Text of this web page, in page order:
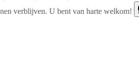
verblijven. U bent van harte welkom!